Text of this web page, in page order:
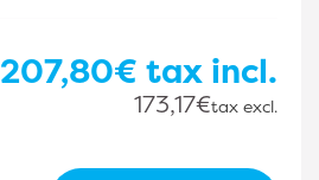
207,80€ tax incl.
173,17€tax excl.